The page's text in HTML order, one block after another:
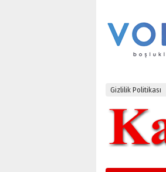
Gizlilik Politikası